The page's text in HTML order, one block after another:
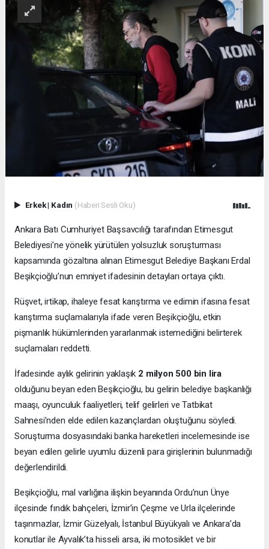
Erkek| Kadın (Haberi Sesli Oku)
Ankara Batı Cumhuriyet Başsavcılığı tarafından Etimesgut
Belediyesi’ne yönelik yürütülen yolsuzluk soruşturması
kapsamında gözaltına alınan Etimesgut Belediye Başkanı Erdal
Beşikçioğlu’nun emniyet ifadesinin detayları ortaya çıktı.
Rüşvet, irtikap, ihaleye fesat karıştırma ve edimin ifasına fesat
karıştırma suçlamalarıyla ifade veren Beşikçioğlu, etkin
pişmanlık hükümlerinden yararlanmak istemediğini belirterek
suçlamaları reddetti.
İfadesinde aylık gelirinin yaklaşık 2 milyon 500 bin lira
olduğunu beyan eden Beşikçioğlu, bu gelirin belediye başkanlığı
maaşı, oyunculuk faaliyetleri, telif gelirleri ve Tatbikat
Sahnesi’nden elde edilen kazançlardan oluştuğunu söyledi.
Soruşturma dosyasındaki banka hareketleri incelemesinde ise
beyan edilen gelirle uyumlu düzenli para girişlerinin bulunmadığı
değerlendirildi.
Beşikçioğlu, mal varlığına ilişkin beyanında Ordu’nun Ünye
ilçesinde fındık bahçeleri, İzmir’in Çeşme ve Urla ilçelerinde
taşınmazlar, İzmir Güzelyalı, İstanbul Büyükyalı ve Ankara’da
konutlar ile Ayvalık’ta hisseli arsa, iki motosiklet ve bir